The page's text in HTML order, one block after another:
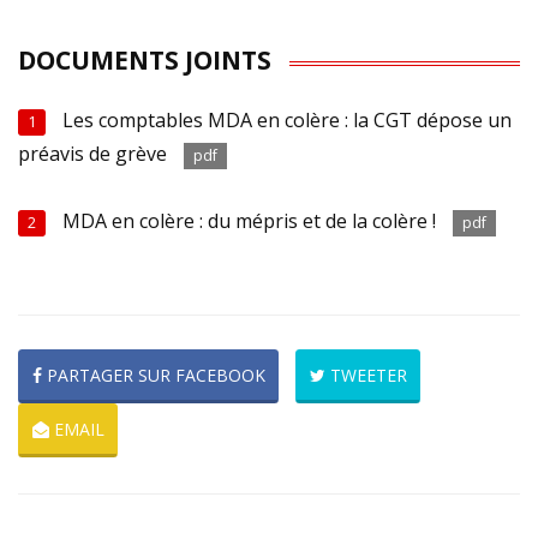
DOCUMENTS JOINTS
1
Les comptables MDA en colère : la CGT dépose un
préavis de grève
pdf
2 MDA en colère : du mépris et de la colère ! pdf
PARTAGER SUR FACEBOOK TWEETER
EMAIL